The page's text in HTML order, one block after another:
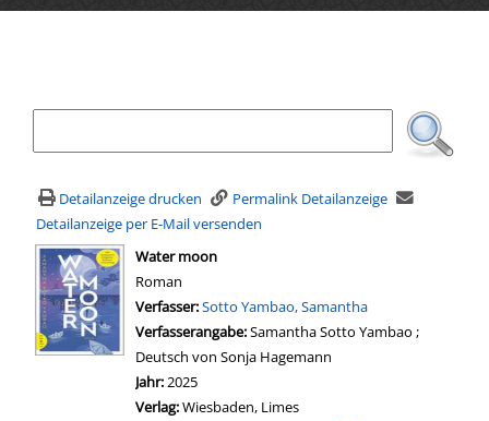
Detailanzeige drucken
Permalink Detailanzeige
Detailanzeige per E-Mail versenden
wird in neuem Tab geöffnet
Water moon
Roman
Verfasser:Suche nach diesem Verfasser
Sotto Yambao, Samantha
Verfasserangabe:Samantha Sotto Yambao ;
Deutsch von Sonja Hagemann
Jahr:2025
Verlag:Wiesbaden, Limes